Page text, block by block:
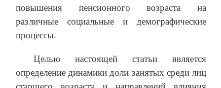
повышения пенсионного возраста на
различные социальные и демографические
процессы.
Целью настоящей статьи является
определение динамики доли занятых среди лиц